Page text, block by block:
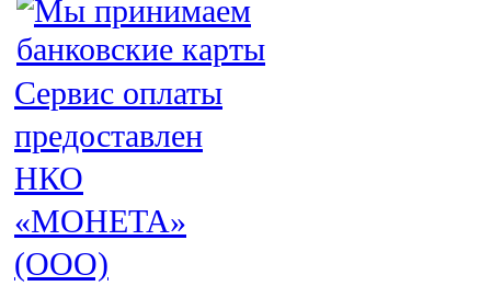
Сервис оплаты
предоставлен
НКО
«МОНЕТА»
(ООО)